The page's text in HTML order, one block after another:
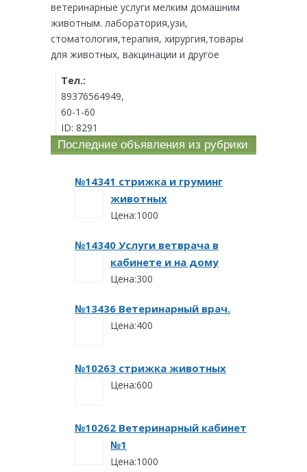
ветеринарные услуги мелким домашним
животным. лаборатория,узи,
стоматология,терапия, хирургия,товары
для животных, вакцинации и другое
Тел.:
89376564949,
60-1-60
ID: 8291
Последние объявления из рубрики
№14341 стрижка и груминг
животных
Цена:1000
№14340 Услуги ветврача в
кабинете и на дому
Цена:300
№13436 Ветеринарный врач.
Цена:400
№10263 стрижка животных
Цена:600
№10262 Ветеринарный кабинет
№1
Цена:1000